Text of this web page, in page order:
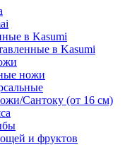
в Kasumi
в Kasumi
ножи
Сантоку (от 16 см)
и фруктов